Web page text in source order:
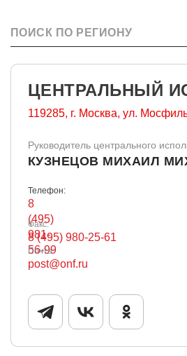
ЦЕНТРАЛЬНЫЙ
119285, г. Москва, ул.
Руководитель центрального
КУЗНЕЦОВ МИХАИЛ
Телефон:
8
(495)
981-
56-99
Факс:
8 (495) 980-25-61
Почта:
post@onf.ru
ПОИСК ПО РЕГИОНУ